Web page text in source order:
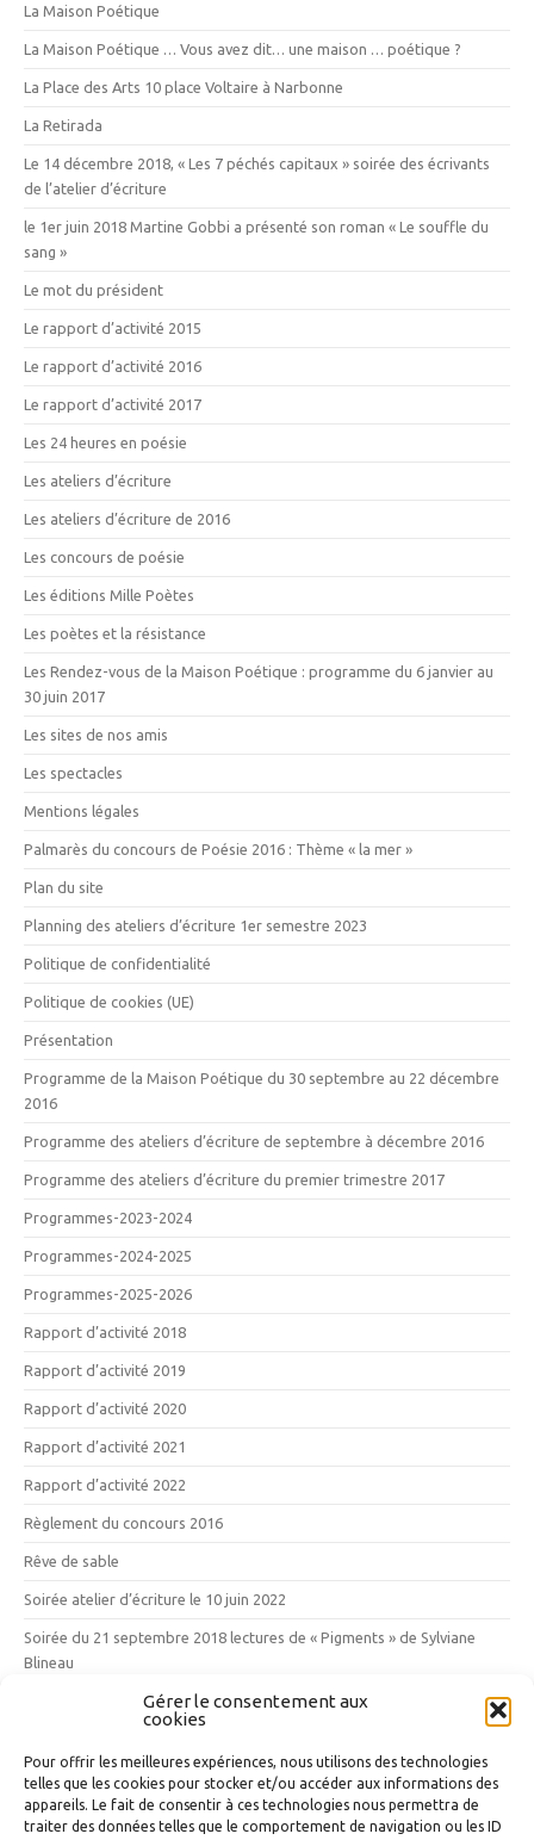
Gérer le consentement aux
cookies
Pour offrir les meilleures expériences, nous utilisons des technologies
telles que les cookies pour stocker et/ou accéder aux informations des
appareils. Le fait de consentir à ces technologies nous permettra de
traiter des données telles que le comportement de navigation ou les ID
La Maison Poétique
La Maison Poétique … Vous avez dit… une maison … poétique ?
La Place des Arts 10 place Voltaire à Narbonne
La Retirada
Le 14 décembre 2018, « Les 7 péchés capitaux » soirée des écrivants
de l’atelier d’écriture
le 1er juin 2018 Martine Gobbi a présenté son roman « Le souffle du
sang »
Le mot du président
Le rapport d’activité 2015
Le rapport d’activité 2016
Le rapport d’activité 2017
Les 24 heures en poésie
Les ateliers d’écriture
Les ateliers d’écriture de 2016
Les concours de poésie
Les éditions Mille Poètes
Les poètes et la résistance
Les Rendez-vous de la Maison Poétique : programme du 6 janvier au
30 juin 2017
Les sites de nos amis
Les spectacles
Mentions légales
Palmarès du concours de Poésie 2016 : Thème « la mer »
Plan du site
Planning des ateliers d’écriture 1er semestre 2023
Politique de confidentialité
Politique de cookies (UE)
Présentation
Programme de la Maison Poétique du 30 septembre au 22 décembre
2016
Programme des ateliers d’écriture de septembre à décembre 2016
Programme des ateliers d’écriture du premier trimestre 2017
Programmes-2023-2024
Programmes-2024-2025
Programmes-2025-2026
Rapport d’activité 2018
Rapport d’activité 2019
Rapport d’activité 2020
Rapport d’activité 2021
Rapport d’activité 2022
Règlement du concours 2016
Rêve de sable
Soirée atelier d’écriture le 10 juin 2022
Soirée du 21 septembre 2018 lectures de « Pigments » de Sylviane
Blineau
Vendredi 12 mai 2017 : les 10 ans des Mille Poètes
Nuage d’étiquettes